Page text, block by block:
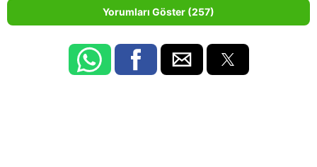
Yorumları Göster (257)